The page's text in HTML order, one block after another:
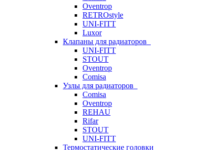
Oventrop
RETROstyle
UNI-FITT
Luxor
Клапаны для радиаторов
UNI-FITT
STOUT
Oventrop
Comisa
Узлы для радиаторов
Comisa
Oventrop
REHAU
Rifar
STOUT
UNI-FITT
Термостатические головки